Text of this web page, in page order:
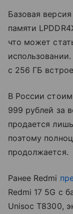
Базовая
памяти
что может
с 256 ГБ
В России
999 рублей за
продается
поэтому
продолжается.
Ранее Redmi
Redmi 17 5G с
Unisoc T8300,